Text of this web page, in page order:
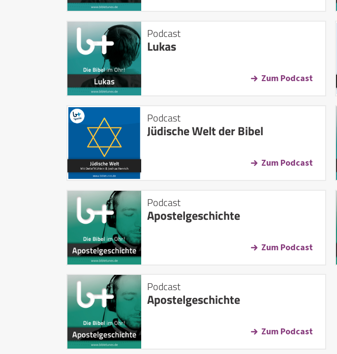
Podcast
Lukas
Zum Podcast
Podcast
Jüdische Welt der Bibel
Zum Podcast
Podcast
Apostelgeschichte
Zum Podcast
Podcast
Apostelgeschichte
Zum Podcast